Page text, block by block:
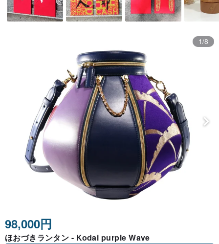
1/8
98,000円
ほおづきランタン - Kodai purple Wave